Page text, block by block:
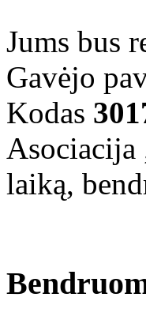
Jums bus
Gavėjo
Kodas
Asociacija
laiką,